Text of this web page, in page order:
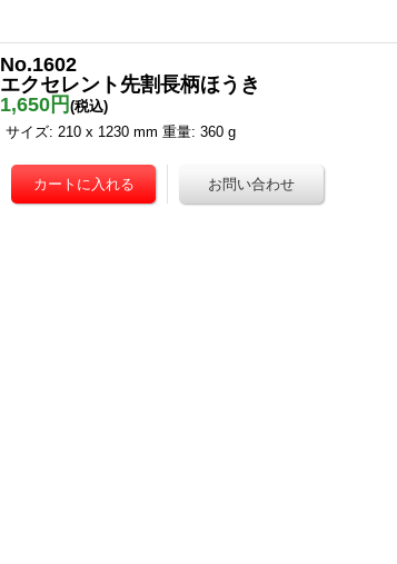
No.1602
エクセレント先割長柄ほうき
1,650円 (税込)
サイズ: 210 x 1230 mm 重量: 360 g